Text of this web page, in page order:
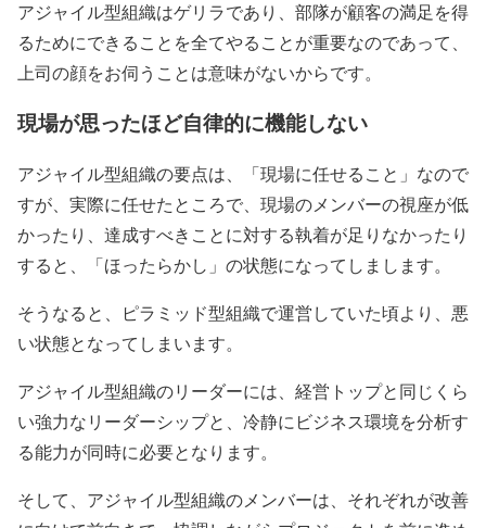
アジャイル型組織はゲリラであり、部隊が顧客の満足を得
るためにできることを全てやることが重要なのであって、
上司の顔をお伺うことは意味がないからです。
現場が思ったほど自律的に機能しない
アジャイル型組織の要点は、「現場に任せること」なので
すが、実際に任せたところで、現場のメンバーの視座が低
かったり、達成すべきことに対する執着が足りなかったり
すると、「ほったらかし」の状態になってしまします。
そうなると、ピラミッド型組織で運営していた頃より、悪
い状態となってしまいます。
アジャイル型組織のリーダーには、経営トップと同じくら
い強力なリーダーシップと、冷静にビジネス環境を分析す
る能力が同時に必要となります。
そして、アジャイル型組織のメンバーは、それぞれが改善